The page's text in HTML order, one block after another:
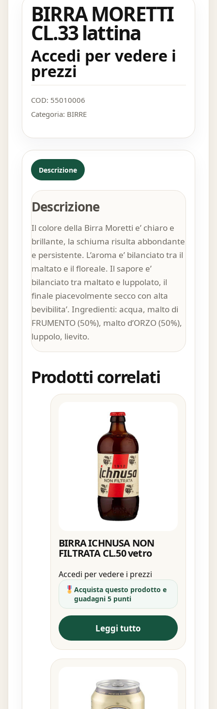
BIRRA MORETTI
CL.33 lattina
Accedi per vedere i
prezzi
COD: 55010006
Categoria: BIRRE
Descrizione
Descrizione
Il colore della Birra Moretti e’ chiaro e
brillante, la schiuma risulta abbondante
e persistente. L’aroma e’ bilanciato tra il
maltato e il floreale. Il sapore e’
bilanciato tra maltato e luppolato, il
finale piacevolmente secco con alta
bevibilita’. Ingredienti: acqua, malto di
FRUMENTO (50%), malto d’ORZO (50%),
luppolo, lievito.
Prodotti correlati
BIRRA ICHNUSA NON
FILTRATA CL.50 vetro
Accedi per vedere i prezzi
Acquista questo prodotto e
guadagni 5 punti
Leggi tutto